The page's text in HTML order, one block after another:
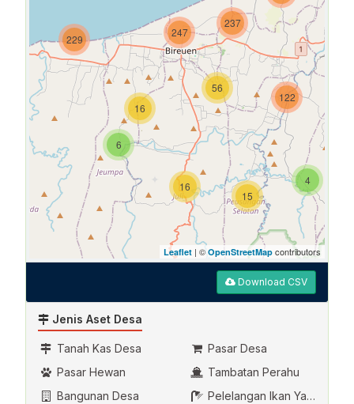
6
16
229
247
4
16
56
237
15
122
Leaflet | © OpenStreetMap contributors
Download CSV
Jenis Aset Desa
Tanah Kas Desa
Pasar Desa
Pasar Hewan
Tambatan Perahu
Bangunan Desa
Pelelangan Ikan Yang Dikelola Oleh Desa